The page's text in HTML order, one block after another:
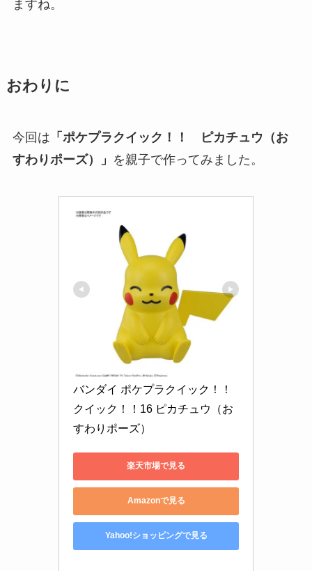
ますね。
おわりに
今回は 「ポケプラクイック！！ ピカチュウ（お
すわりポーズ）」 を親子で作ってみました。
バンダイ ポケプラクイック！！
クイック！！16 ピカチュウ（お
すわりポーズ）
楽天市場で見る
Amazonで見る
Yahoo!ショッピングで見る